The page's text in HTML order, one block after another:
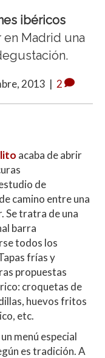
ibéricos
en Madrid una
2013 | 2
acaba de abrir
de
camino entre una
Se tratra de una
barra
todos los
frías y
propuestas
croquetas de
huevos fritos
etc.
menú especial
es tradición. A